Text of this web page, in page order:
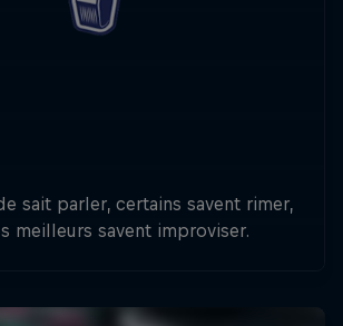
sait parler, certains savent rimer,
meilleurs savent improviser.